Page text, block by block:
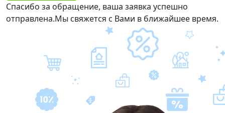
Спасибо за обращение, ваша заявка успешно
отправлена.Мы свяжется с Вами в ближайшее время.